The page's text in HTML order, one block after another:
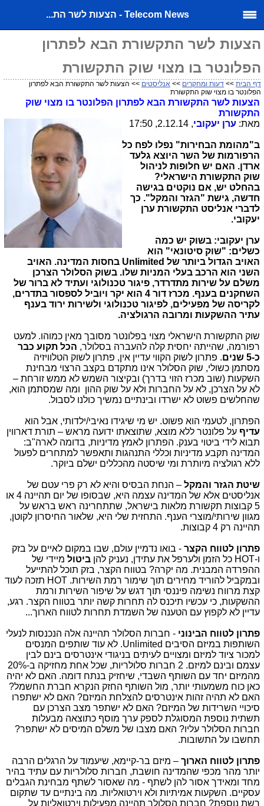
Telecom News - הצעות לשר הת...
הצעות לשר התקשורת הבא לפתרון
הפלונטר בו מצוי שוק התקשורת
דף הבית >> דעות ומחקרים >> אנליסטים >> הצעות לשר התקשורת הבא לפתרון
הפלונטר בו מצוי שוק התקשורת
הצעות לשר התקשורת הבא לפתרון הפלונטר בו מצוי שוק
התקשורת
מאת: ערן יעקובי, 2.12.14, 17:50
ב"מהומת הבחירות" נפלו לפח כל
הרפורמות של השר היוצא גלעד
ארדן. האם יש חלופות לניהול
שוק התקשורת הישראלי?
בהחלט יש, אם נוקטים בגישה
חדשה, גישת "הגזר והמקל". כך
לדברי אנליסט התקשורת ערן
יעקובי.
ערן יעקובי: בשוק יש כמה
כשלים: "שוק סיטונאי" הוא
האויב הגדול ביותר של Unlimited בחסות המדינה. האויב
השני הוא הרכב בעלי המניות שלו. בשוק הסלולר הצרכן
משלם על שירות מתדרדר, פיגור טכנולוגי ועתיד לא ברור של
השחקנים בענף.
מכרז דור 4 הוא יקר ויוביל לספסור בתדרים,
לקריסה של מפעילים, לפיגור טכנולוגי ולשירות ירוד בענף
עתיר ההשקעות ומרובה הרגולציה.
שוק התקשורת הישראלי מצוי בפלונטר מסובך מאין כמוהו. למעט
רפורמה, שהייתה יחסית קלה להעברה בסלולר, הכל תקוע כבר
כ-5 שנים
. פתרון לשוק הקווי עדיין אין, פתרון לשוק הטלוויזיה
מסתמן כשולי, שוק הסלולר אינו מתקדם בקצב הרצוי מבחינת
השקעות (שוב מכרז הזוי בדרך) ובקיצור השמש לא ממש זורחת –
לא על הצרכן, לא על החברות ולא על שוק ההון ומה שמסתמן הוא,
שהחלשים פשוט לא ישרדו ובינתיים נמשיך כולנו לסבול.
הפתרון, לטעמי הוא פשוט. יש מי שיגידו נאיבי/ילדותי, אבל הוא
עדיף על פלונטר ללא מוצא, שתוצאתו ידועה מראש – תורת דארווין
תבוא לידי ביטוי בענק. הפתרון לאמץ מדיניות, בדומה לארה"ב:
המדינה תקבע מדיניות וכללי התנהגות ותאפשר למתחרים לפעול
ללא רגולציה מיותרת ומי שיסטה מהכללים ישלם ביוקר.
שיטת הגזר והמקל – הנחת הבסיס והיא לא רק פרי עטם של
אנליסטים אלא של המדינה עצמה היא, שבסופו של יום תהיינה 4 או
5 קבוצות תקשורת מלאות בישראל, שתתחרינה ראש בראש על
מגוון שירותי/מוצרי הענף. התחזית שלי היא, שלאור החיסרון לקוטן,
תהיינה רק 4 קבוצות.
פתרון לטווח הקצר - בואו נדמיין עולם, שבו במקום לאיים על בזק
ו-HOT כל הזמן ולערפל את עתידן, נעניק להן ביטול מיידי של
ההפרדה המבנית. מה יקרה? בטווח הקצר, בזק תוכל להתייעל
ובמקביל להוריד מחירים תוך שימור רמת השירות. HOT תזכה לעוד
קצת מרווח נשימה פיננסי תוך דגש על שיפור השירות ורמת
ההשקעות, כי עכשיו תיכנס לה תחרות קשה יותר בטווח הקצר. רגע,
עדיין לא לקפוץ עם הטענה של השמדת תחרות לטווח הארוך...
פתרון לטווח הבינוני - חברות הסלולר תהיינה אלה הנכנסות לנעלי
השותפות במיזם הסיבים Unlimited. לא עוד שותפים המנסים
למכור ציוד למיזם ומצויים לעיתים בניגודי אינטרסים בינם לבין
עצמם ובינם למיזם. 2 חברות סלולריות, שכל אחת מחזיקה ב-20%
מהמיזם יחד עם השותף השבדי, שיחזיק בנתח דומה. האם לא יהיה
כאן כוח משמעותי יותר, מול השותף החזק הנקרא חברת החשמל?
האם לא תהיה זהות אינטרסים להצלחת המיזם? האם לא ישתפרו
סיכויי השרידות של המיזם? האם לא ישתפר מצב הצרכן עם
תשתית נוספת המסוגלת לספק ערך מוסף כתוצאה מבעלות
חברות הסלולר עליו? האם מצבו של משלם המיסים לא ישתפר?
תחשבו על התשובות.
פתרון לטווח הארוך – מיזם בר-קיימא, שיעמוד על הרגלים הרבה
יותר מהר מכפי שהמדינה חושבת, חברות סלולריות עם עתיד בהיר
מחד ומאידך אסור להן לשתף - מה שאסור לשתף מבחינת הגבלים
עסקיים. השקעות אמיתיות ולא וירטואליות. מה בינתיים עד שתקום
רשת נוספת? חברות הסלולר תהיינה מפעילות וירטואליות על